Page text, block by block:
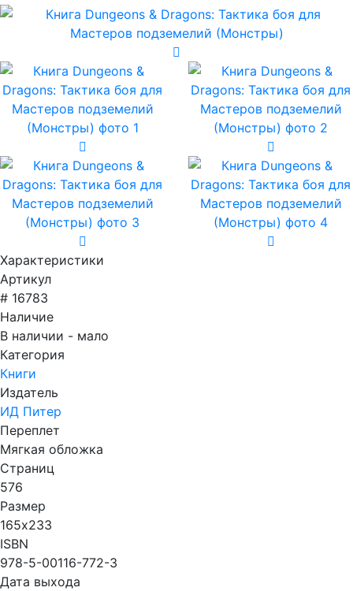
Характеристики
Артикул
# 16783
Наличие
В наличии - мало
Категория
Книги
Издатель
ИД Питер
Переплет
Мягкая обложка
Страниц
576
Размер
165х233
ISBN
978-5-00116-772-3
Дата выхода